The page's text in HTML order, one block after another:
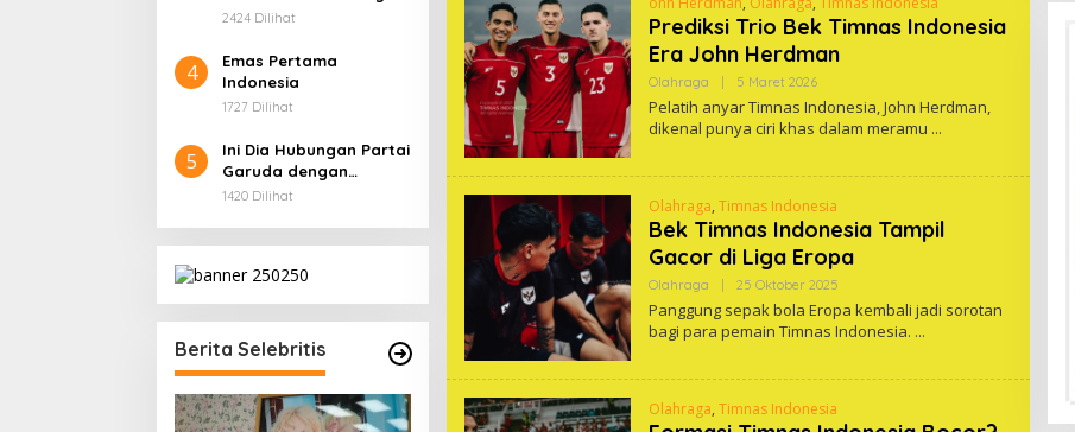
Dijamin Ampuh!
2424 Dilihat
4
Emas Pertama
Indonesia
1727 Dilihat
5
Ini Dia Hubungan Partai
Garuda dengan
Gerindra
1420 Dilihat
Berita Selebritis
Prediksi Trio Bek Timnas Indonesia
Era John Herdman
Olahraga | 5 Maret 2026Oleh
Pelatih anyar Timnas Indonesia, John Herdman,
dikenal punya ciri khas dalam meramu
Olahraga, Timnas Indonesia
Bek Timnas Indonesia Tampil
Gacor di Liga Eropa
Olahraga | 25 Oktober 2025Oleh
Panggung sepak bola Eropa kembali jadi sorotan
bagi para pemain Timnas Indonesia.
Olahraga, Timnas Indonesia